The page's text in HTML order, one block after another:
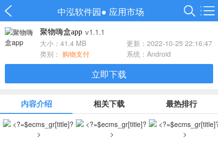
中泓软件园● 应用市场
聚物嗨盒app v1.1.1
大小：41.4 MB
更新：2022-10-25 22:16:47
类别： 购物支付 系统：Android
立即下载
内容介绍 相关下载 最热排行